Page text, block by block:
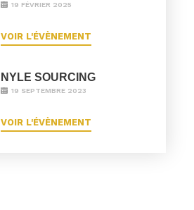
19 FÉVRIER 2025
VOIR L'ÉVÈNEMENT
NYLE SOURCING
19 SEPTEMBRE 2023
VOIR L'ÉVÈNEMENT